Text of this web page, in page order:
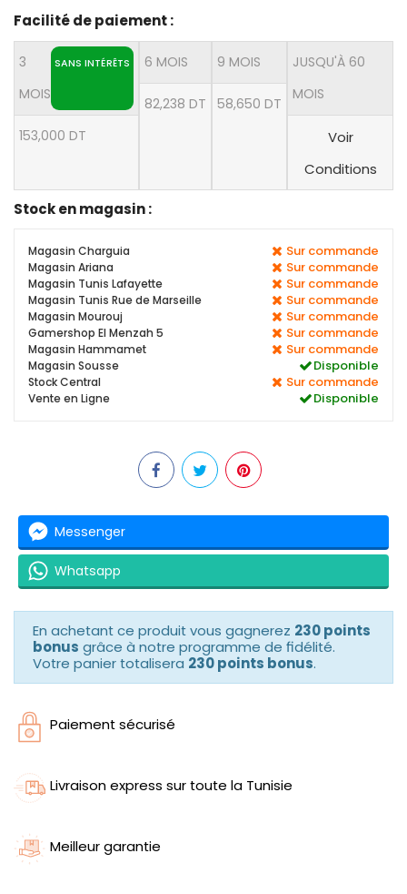
Facilité de paiement :
3
MOIS
SANS INTÉRÊTS
153,000 DT
6 MOIS
82,238 DT
9 MOIS
58,650 DT
JUSQU'À 60
MOIS
Voir
Conditions
Stock en magasin :
Magasin Charguia Sur commande
Magasin Ariana Sur commande
Magasin Tunis Lafayette Sur commande
Magasin Tunis Rue de Marseille Sur commande
Magasin Mourouj Sur commande
Gamershop El Menzah 5 Sur commande
Magasin Hammamet Sur commande
Magasin Sousse Disponible
Stock Central Sur commande
Vente en Ligne Disponible
Messenger
Whatsapp
En achetant ce produit vous gagnerez 230 points
bonus grâce à notre programme de fidélité.
Votre panier totalisera 230 points bonus.
Paiement sécurisé
Livraison express sur toute la Tunisie
Meilleur garantie